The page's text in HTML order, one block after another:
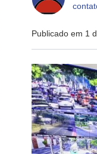
Publicado em 1